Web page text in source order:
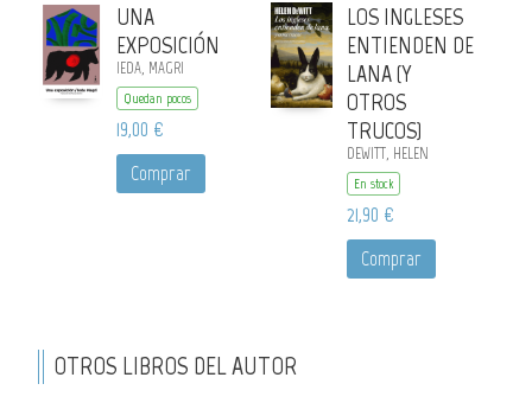
UNA
EXPOSICIÓN
IEDA, MAGRI
Quedan pocos
19,00 €
Comprar
LOS INGLESES
ENTIENDEN DE
LANA (Y
OTROS
TRUCOS)
DEWITT, HELEN
En stock
21,90 €
Comprar
OTROS LIBROS DEL AUTOR